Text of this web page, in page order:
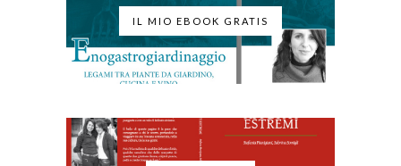
IL MIO EBOOK GRATIS